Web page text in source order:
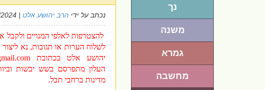
נך
משנה
גמרא
מחשבה
נכתב על ידי הרב יהושע אלט | 17/6/2024
להצטרפות לאלפי המנויים ולקבל
לשלוח הערות או תגובות, נא
יהושע אלט בכתובת
העלון מתפרסם בשש יבשות
מדינות ברחבי תבל.